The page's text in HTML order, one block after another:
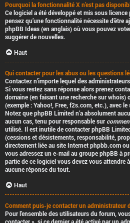
Pourquoi la fonctionnalité X n’est pas
Ce logiciel a été développé et mis sous
pensez qu’une fonctionnalité nécessite d’être
phpBB Ideas(en anglais) où vous pouvez
suggérer de nouvelles.
Haut
Qui contacter pour les abus ou les questions
Contactez n’importe lequel des
Si vous restez sans réponse alors prenez
domaine (en faisant unerecherche sur whois)
(exemple : Yahoo!, Free, f2s.com, etc.), avec
Notez que phpBB Limited n’a absolument
aucun cas, tenu pour responsable sur
utilisé. Il est inutile de contacter phpBB
(cessions et désistements, responsabilité,
directement liéeau site Internet phpbb.com
vous adressez un e-mail au groupe phpBB à
partiede ce logiciel vous devez vous attendre
aucune réponse du tout.
Haut
Comment puis-je contacter un administrateur
Pour l’ensemble des utilisateurs du forum,